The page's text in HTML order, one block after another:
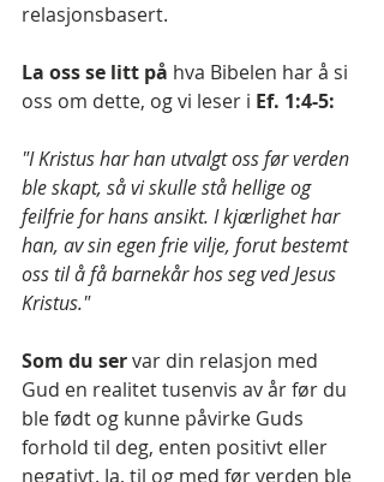
relasjonsbasert.
La oss se litt på hva Bibelen har å si
oss om dette, og vi leser i Ef. 1:4-5:
"I Kristus har han utvalgt oss før verden
ble skapt, så vi skulle stå hellige og
feilfrie for hans ansikt. I kjærlighet har
han, av sin egen frie vilje, forut bestemt
oss til å få barnekår hos seg ved Jesus
Kristus."
Som du ser var din relasjon med
Gud en realitet tusenvis av år før du
ble født og kunne påvirke Guds
forhold til deg, enten positivt eller
negativt. Ja, til og med før verden ble